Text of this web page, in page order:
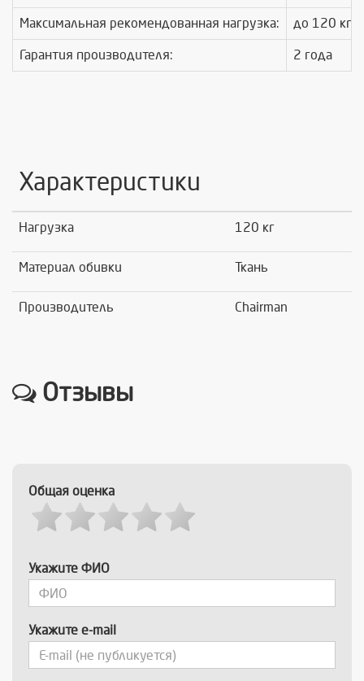
Максимальная рекомендованная нагрузка: до 120 кг
Гарантия производителя: 2 года
Характеристики
Нагрузка 120 кг
Материал обивки Ткань
Производитель Chairman
Отзывы
Общая оценка
Укажите ФИО
Укажите e-mail